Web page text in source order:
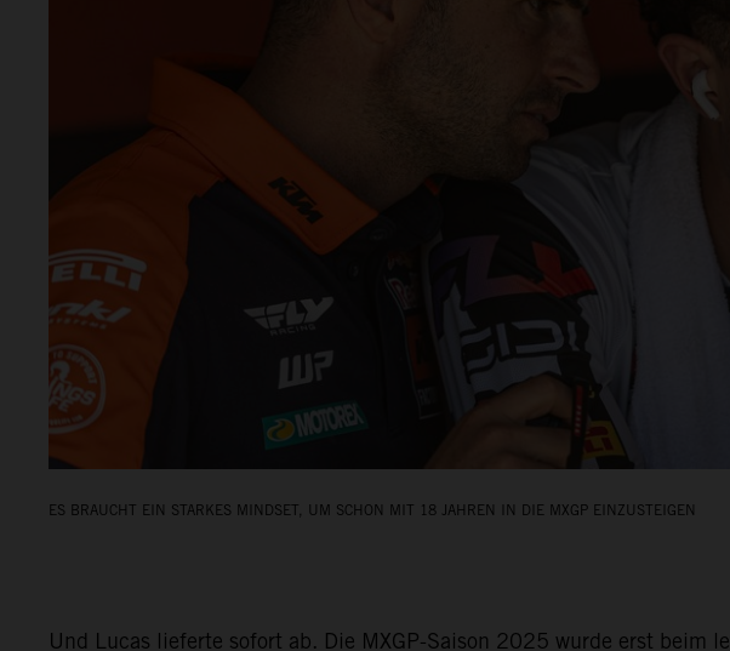
ES BRAUCHT EIN STARKES MINDSET, UM SCHON MIT 18 JAHREN IN DIE MXGP EINZUSTEIGEN
Und Lucas lieferte sofort ab. Die MXGP-Saison 2025 wurde erst beim